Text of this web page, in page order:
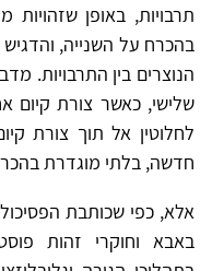
תרבויות, באופן
בהכרח על השנייה, והדגיש
הנוצרים בין התרבויות.
שלישי, כאשר צורת
לחלוטין אל תוך צורת
חדשה, בלתי מוגדרת
באבא וחוקרי זהות